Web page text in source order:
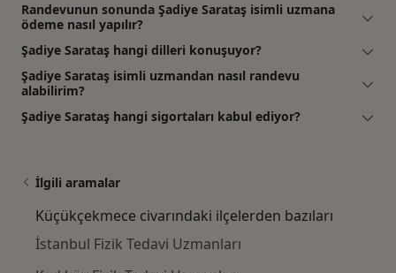
Randevunun sonunda Şadiye Sarataş isimli uzmana
ödeme nasıl yapılır?
Şadiye Sarataş hangi dilleri konuşuyor?
Şadiye Sarataş isimli uzmandan nasıl randevu
alabilirim?
Şadiye Sarataş hangi sigortaları kabul ediyor?
İlgili aramalar
Küçükçekmece civarındaki ilçelerden bazıları
İstanbul Fizik Tedavi Uzmanları